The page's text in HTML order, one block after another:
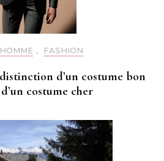
, FASHION
d’un costume bon
costume cher